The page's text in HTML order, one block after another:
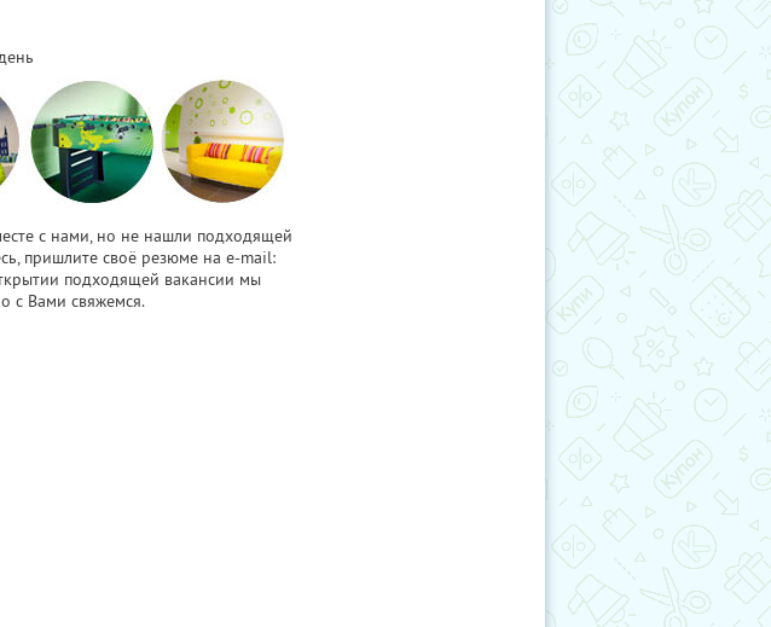
с нами, но не нашли подходящей
пришлите своё резюме на e-mail:
подходящей вакансии мы
с Вами свяжемся.